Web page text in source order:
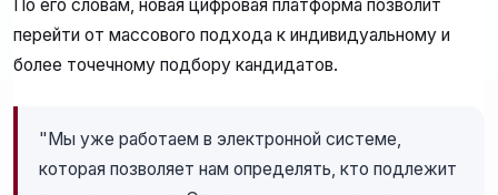
По его словам, новая цифровая платформа позволит
перейти от массового подхода к индивидуальному и
более точечному подбору кандидатов.
"Мы уже работаем в электронной системе,
которая позволяет нам определять, кто подлежит